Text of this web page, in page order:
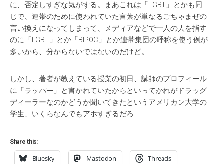
に、否定しすぎな気がする。まあこれは「LGBT」とかも同
じで、連帯のために使われていた言葉が単なるごちゃまぜの
言い換えになってしまって、メディアなどで一人の人を指す
のに「LGBT」とか「BIPOC」とか連帯集団の呼称を使う例が
多いから、分からないではないのだけど。
しかし、著者が教えている授業の初日、講師のプロフィール
に「ラッパー」と書かれていたからといってかれがドラッグ
ディーラーなのかどうか聞いてきたというアメリカン大学の
学生、いくらなんでもアホすぎるだろ…
Share this:
Bluesky Mastodon Threads